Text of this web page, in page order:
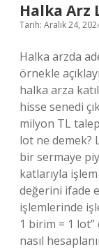
Halka Arz
Tarih: Aralık 24,
Halka arzda
örnekle
halka arza
hisse senedi
milyon TL talep
lot ne demek?
bir sermaye
katlarıyla
değerini ifade
işlemlerinde
1 birim = 1
nasıl